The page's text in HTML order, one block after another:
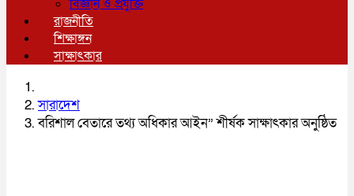
বিজ্ঞান ও প্রযুক্তি
রাজনীতি
শিক্ষাঙ্গন
সাক্ষাৎকার
সারাদেশ
বরিশাল বেতারে তথ্য অধিকার আইন” শীর্ষক সাক্ষাৎকার অনুষ্ঠিত